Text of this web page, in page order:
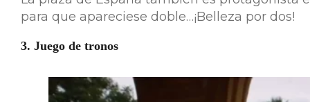
para que apareciese doble…¡Belleza por dos!
3. Juego de tronos